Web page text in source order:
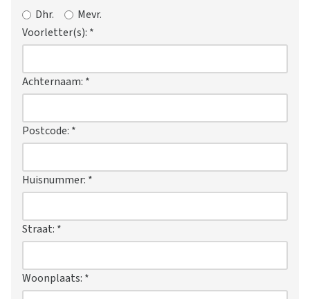
Dhr.
Mevr.
Voorletter(s): *
Achternaam: *
Postcode: *
Huisnummer: *
Straat: *
Woonplaats: *